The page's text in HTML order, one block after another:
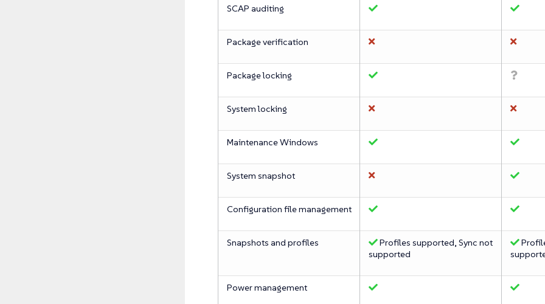
SCAP auditing
Package verification
Package locking
System locking
Maintenance Windows
System snapshot
Configuration file management
Snapshots and profiles
Profiles supported, Sync not
supported
Power management